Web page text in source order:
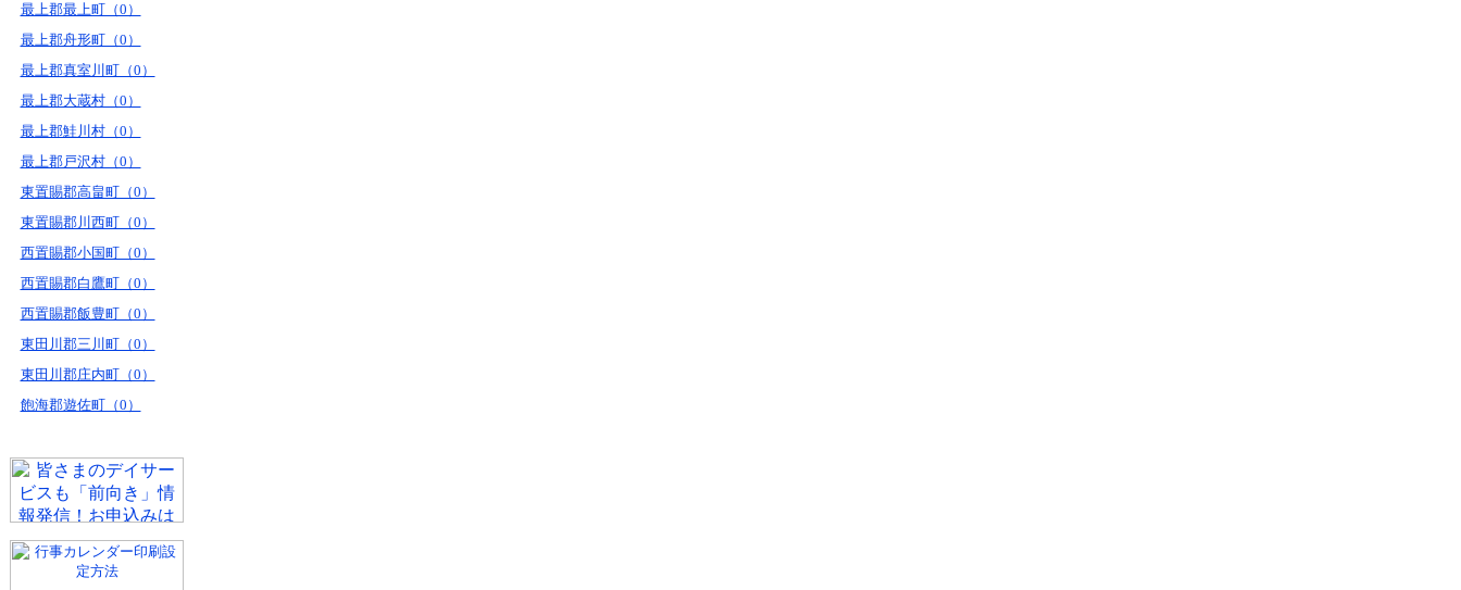
最上郡最上町（0）
最上郡舟形町（0）
最上郡真室川町（0）
最上郡大蔵村（0）
最上郡鮭川村（0）
最上郡戸沢村（0）
東置賜郡高畠町（0）
東置賜郡川西町（0）
西置賜郡小国町（0）
西置賜郡白鷹町（0）
西置賜郡飯豊町（0）
東田川郡三川町（0）
東田川郡庄内町（0）
飽海郡遊佐町（0）